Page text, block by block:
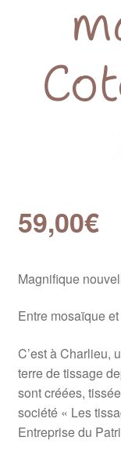
59,00€
Magnifique
Entre mosaïque
C’est à Charlieu,
terre de tissage
sont créées,
société « Les
Entreprise du